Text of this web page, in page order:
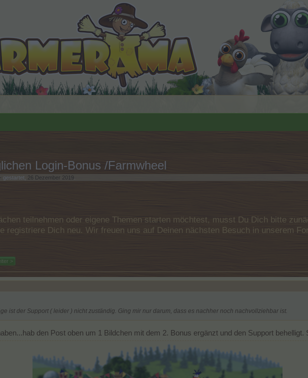
Login-Bonus /Farmwheel
gestartet, 26 Dezember 2019
teilnehmen oder eigene Themen starten möchtest, musst Du Dich bitte
registriere Dich neu. Wir freuen uns auf Deinen nächsten Besuch in unserem
>
ist der Support ( leider ) nicht zuständig. Ging mir nur darum, dass es nachher noch nachvollziehbar ist.
den Post oben um 1 Bildchen mit dem 2. Bonus ergänzt und den Support behelligt.